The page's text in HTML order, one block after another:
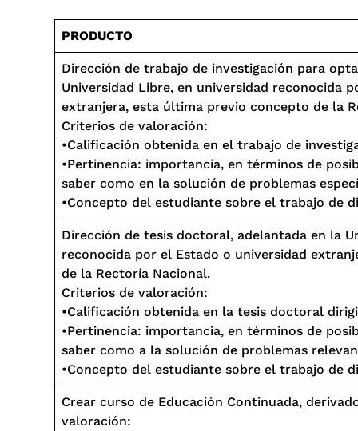
PRODUCTO
Dirección de trabajo de investigación para
Universidad Libre, en universidad reconocida
extranjera, esta última previo concepto de la
Criterios de valoración:
•Calificación obtenida en el trabajo de
•Pertinencia: importancia, en términos de
saber como en la solución de problemas
•Concepto del estudiante sobre el trabajo de
Dirección de tesis doctoral, adelantada en la
reconocida por el Estado o universidad
de la Rectoría Nacional.
Criterios de valoración:
•Calificación obtenida en la tesis doctoral
•Pertinencia: importancia, en términos de
saber como a la solución de problemas
•Concepto del estudiante sobre el trabajo de
Crear curso de Educación Continuada,
valoración: